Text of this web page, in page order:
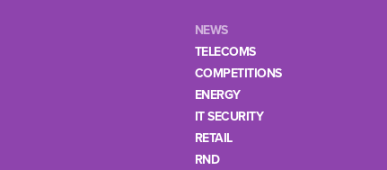
NEWS
TELECOMS
COMPETITIONS
ENERGY
IT SECURITY
RETAIL
RND